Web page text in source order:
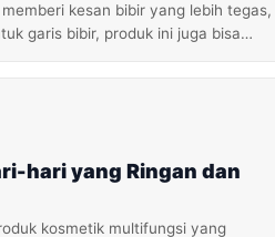
kesan bibir yang lebih tegas,
garis bibir, produk ini juga bisa…
hari yang Ringan dan
kosmetik multifungsi yang